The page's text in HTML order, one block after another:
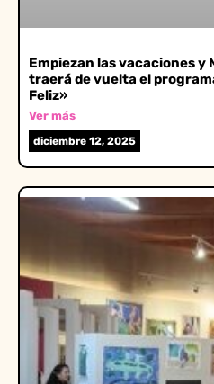
Empiezan las vacaciones y
traerá de vuelta el
Feliz»
Ver más
diciembre 12, 2025